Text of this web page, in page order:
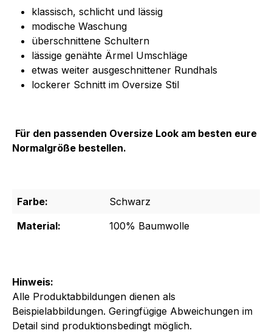
Hinweis:
Alle Produktabbildungen dienen als
Beispielabbildungen. Geringfügige Abweichungen im
Detail sind produktionsbedingt möglich.
klassisch, schlicht und lässig
modische Waschung
überschnittene Schultern
lässige genähte Ärmel Umschläge
etwas weiter ausgeschnittener Rundhals
lockerer Schnitt im Oversize Stil
Für den passenden Oversize Look am besten eure
Normalgröße bestellen.
Farbe:
Schwarz
Material:
100% Baumwolle